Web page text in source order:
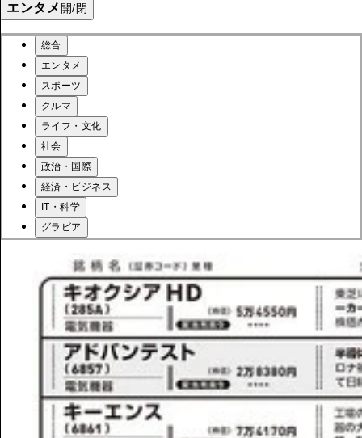
エンタメ 開/閉
総合
エンタメ
スポーツ
クルマ
ライフ・文化
社会
政治・国際
経済・ビジネス
IT・科学
グラビア